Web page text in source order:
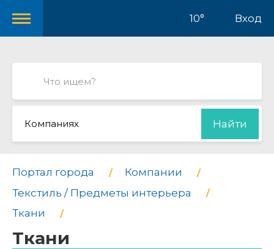
10° Вход
Компаниях Найти
Портал города
Компании
Текстиль / Предметы интерьера
Ткани
Ткани